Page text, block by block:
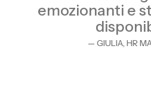
emozionanti e
— GIULIA, HR